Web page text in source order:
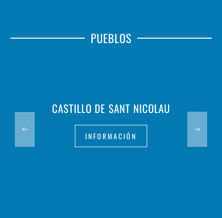
PUEBLOS
CASTILLO DE SANT NICOLAU
INFORMACIÓN